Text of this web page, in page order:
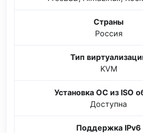
Страны
Россия
Тип
KVM
Установка ОС из ISO
Доступна
Поддержка IPv6